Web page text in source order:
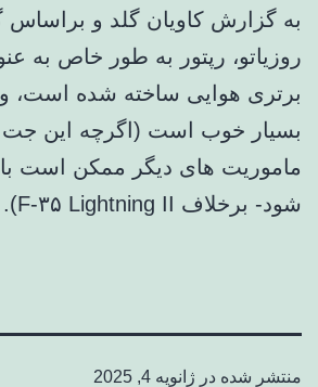
به گزارش کاویان گلد و
روزیاتو، رپتور به طور خاص به
برتری هوایی ساخته شده است،
بسیار خوب است (اگرچه این جت
ماموریت های دیگر ممکن است
شود- برخلاف F-۳۵ Lightning II).
منتشر شده در ژانویه 4, 2025